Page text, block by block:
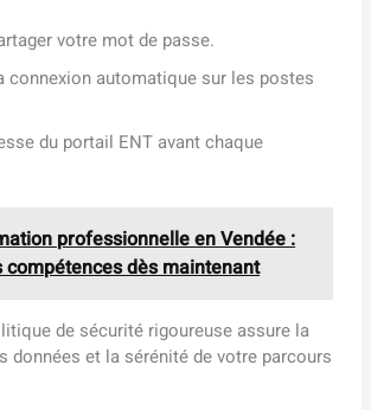
votre mot de passe.
connexion automatique sur les postes
du portail ENT avant chaque
professionnelle en Vendée :
compétences dès maintenant
de sécurité rigoureuse assure la
données et la sérénité de votre parcours